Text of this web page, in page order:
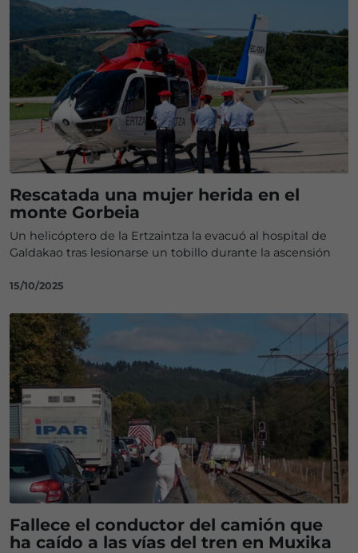
Rescatada una mujer herida en el
monte Gorbeia
Un helicóptero de la Ertzaintza la evacuó al hospital de
Galdakao tras lesionarse un tobillo durante la ascensión
15/10/2025
Fallece el conductor del camión que
ha caído a las vías del tren en Muxika